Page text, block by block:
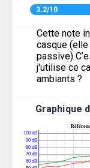
3.2/10
Cette note
casque
passive)
j'utilise ce
ambiants ?
Graphique